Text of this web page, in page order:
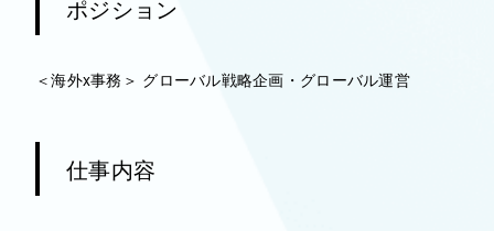
ポジション
＜海外x事務＞ グローバル戦略企画・グローバル運営
仕事内容